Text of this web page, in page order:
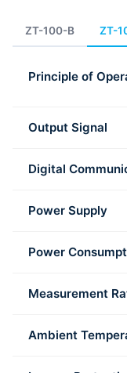
ZT-100-B ZT-
Principle of
Output Signal
Digital
Power Supply
Power
Measurement
Ambient